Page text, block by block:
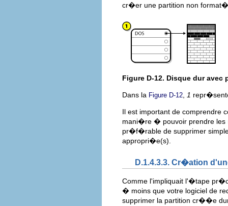
cr�er une partition non
Figure D-12. Disque dur
Dans la Figure D-12 1
Il est important de comprendre
mani�re � pouvoir prendre les
pr�f�rable de supprimer
appropri�e(s).
D.1.4.3.3. Cr�ation
Comme l'impliquait l'�tape
� moins que votre logiciel de
supprimer la partition cr��e